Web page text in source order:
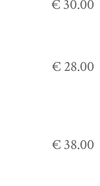
€ 30.00
€ 28.00
€ 38.00